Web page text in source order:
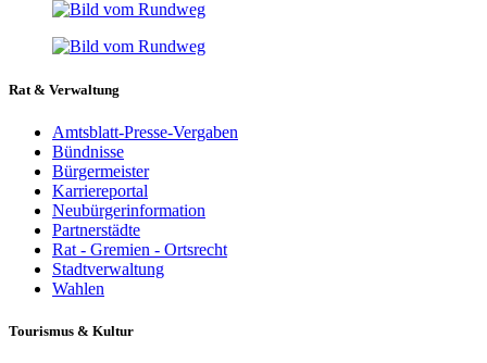
Rat & Verwaltung
Amtsblatt-Presse-Vergaben
Bündnisse
Bürgermeister
Karriereportal
Neubürgerinformation
Partnerstädte
Rat - Gremien - Ortsrecht
Stadtverwaltung
Wahlen
Tourismus & Kultur